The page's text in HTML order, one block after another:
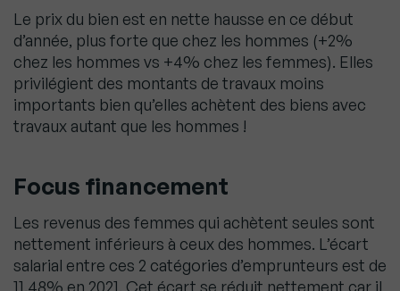
Le prix du bien est en nette hausse en ce début
d’année, plus forte que chez les hommes (+2%
chez les hommes vs +4% chez les femmes). Elles
privilégient des montants de travaux moins
importants bien qu’elles achètent des biens avec
travaux autant que les hommes !
Focus financement
Les revenus des femmes qui achètent seules sont
nettement inférieurs à ceux des hommes. L’écart
salarial entre ces 2 catégories d’emprunteurs est de
11.48% en 2021. Cet écart se réduit nettement car il